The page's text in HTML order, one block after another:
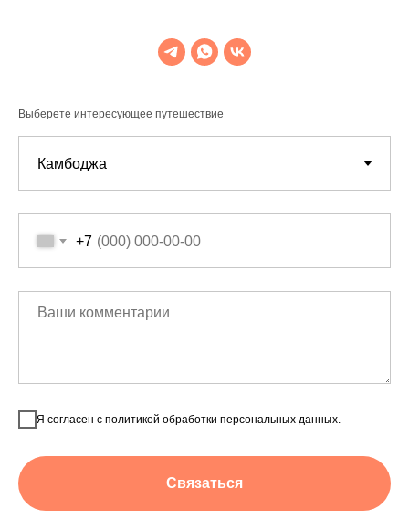
Выберете интересующее путешествие
+7
Я согласен с политикой обработки персональных данных.
Связаться